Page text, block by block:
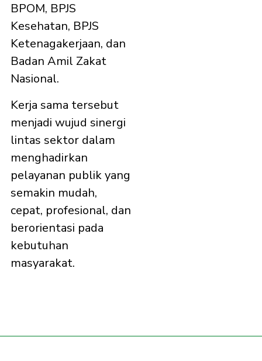
BPOM, BPJS
Kesehatan, BPJS
Ketenagakerjaan, dan
Badan Amil Zakat
Nasional.
Kerja sama tersebut
menjadi wujud sinergi
lintas sektor dalam
menghadirkan
pelayanan publik yang
semakin mudah,
cepat, profesional, dan
berorientasi pada
kebutuhan
masyarakat.